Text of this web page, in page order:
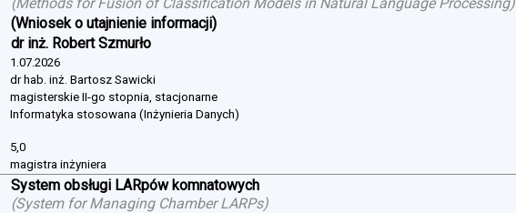
(Wniosek o utajnienie informacji)
dr inż. Robert Szmurło
1.07.2026
dr hab. inż. Bartosz Sawicki
magisterskie II-go stopnia, stacjonarne
Informatyka stosowana (Inżynieria Danych)
5,0
magistra inżyniera
System obsługi LARpów komnatowych
(System for Managing Chamber LARPs)